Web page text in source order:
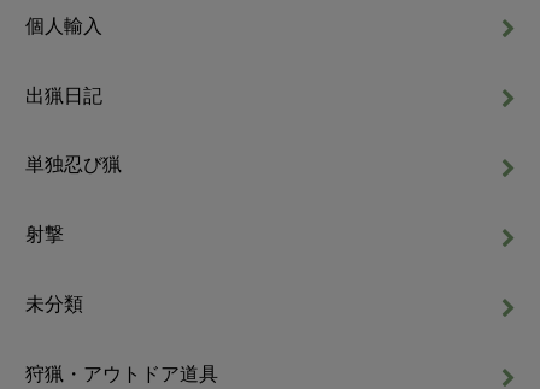
個人輸入
出猟日記
単独忍び猟
射撃
未分類
狩猟・アウトドア道具